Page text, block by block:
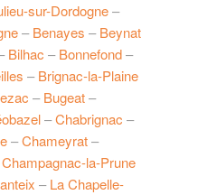
sur-Dordogne–
–Benayes –Beynat
Bilhac –Bonnefond–
–Brignac-la-Plaine
–Bugeat–
–Chabrignac –
–Chameyrat–
Champagnac-la-Prune
–La Chapelle-